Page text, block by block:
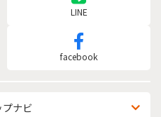
ナビ
LINE
facebook